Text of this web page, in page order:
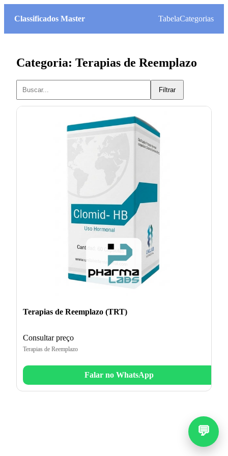
Classificados Master TabelaCategorias
Categoria: Terapias de Reemplazo
Filtrar
Terapias de Reemplazo (TRT)
Consultar preço
Terapias de Reemplazo
Falar no WhatsApp
💬